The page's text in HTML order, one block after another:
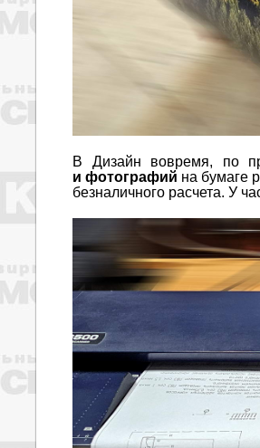
В Дизайн вовремя, по
и фотографий на бумаге
безналичного расчета. У